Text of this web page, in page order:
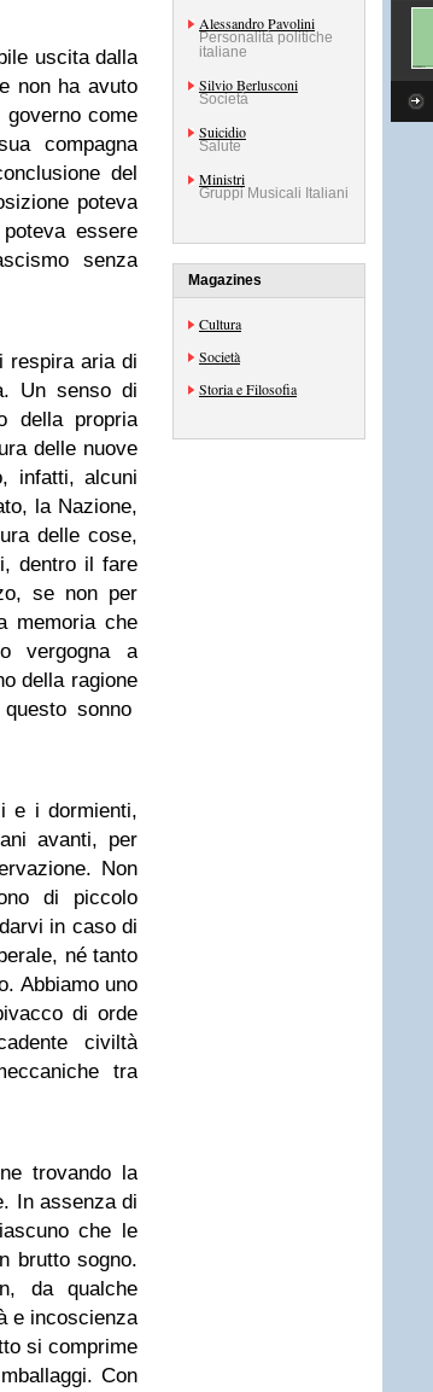
uscita dalla
non ha avuto
come
compagna
del
poteva
essere
senza
respira aria di
Un senso di
della propria
delle nuove
infatti, alcuni
la Nazione,
delle cose,
dentro il fare
se non per
memoria che
vergogna a
della ragione
sonno
e i dormienti,
avanti, per
Non
di piccolo
in caso di
né tanto
Abbiamo uno
di orde
civiltà
tra
trovando la
In assenza di
che le
brutto sogno.
da qualche
e incoscienza
si comprime
Con
Alessandro Pavolini
Personalità politiche
italiane
Silvio Berlusconi
Società
Suicidio
Salute
Ministri
Gruppi Musicali Italiani
Magazines
Cultura
Società
Storia e Filosofia